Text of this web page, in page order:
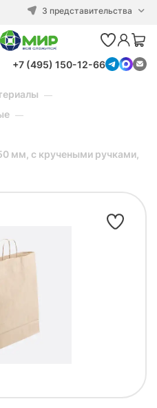
3 представительства
+7 (495) 150-12-66
мм, с кручеными ручками,